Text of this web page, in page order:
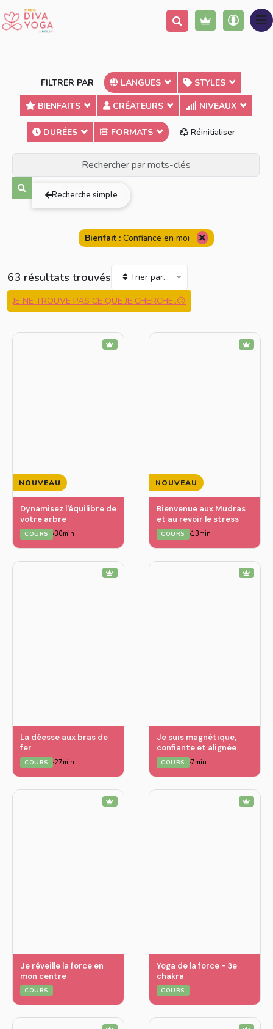
FILTRER PAR LANGUES
STYLES
BIENFAITS
CRÉATEURS NIVEAUX
DURÉES FORMATS Réinitialiser
Terme exact Au moins un des mots
Recherche simple
Bienfait : Confiance en moi
63 résultats trouvés Trier par...
JE NE TROUVE PAS CE QUE JE CHERCHE..😕
NOUVEAU
Dynamisez l'équilibre de
votre arbre
COURS 30min
NOUVEAU
Bienvenue aux Mudras
et au revoir le stress
COURS 13min
La déesse aux bras de
fer
COURS 27min
Je suis magnétique,
confiante et alignée
COURS 7min
Je réveille la force en
mon centre
COURS
Yoga de la force - 3e
chakra
COURS